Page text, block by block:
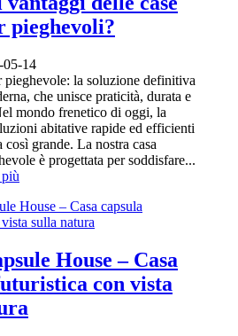
pieghevoli?
05-14
pieghevole: la soluzione definitiva
che unisce praticità, durata e
mondo frenetico di oggi, la
abitative rapide ed efficienti
così grande. La nostra casa
è progettata per soddisfare...
House – Casa
con vista